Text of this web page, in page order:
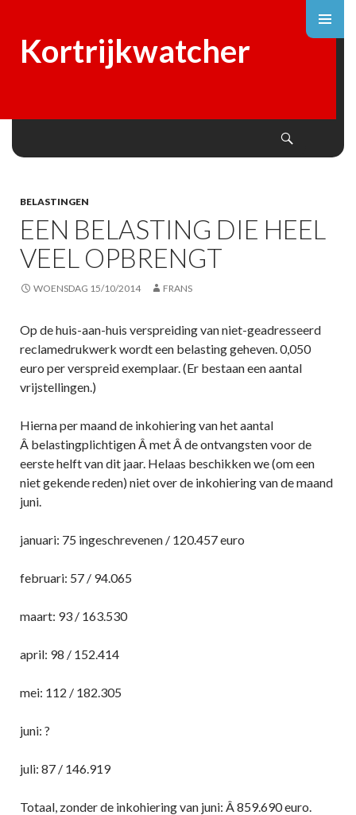
Kortrijkwatcher
BELASTINGEN
EEN BELASTING DIE HEEL
VEEL OPBRENGT
WOENSDAG 15/10/2014 FRANS
Op de huis-aan-huis verspreiding van niet-geadresseerd
reclamedrukwerk wordt een belasting geheven. 0,050
euro per verspreid exemplaar. (Er bestaan een aantal
vrijstellingen.)
Hierna per maand de inkohiering van het aantal
Â belastingplichtigen Â met Â de ontvangsten voor de
eerste helft van dit jaar. Helaas beschikken we (om een
niet gekende reden) niet over de inkohiering van de maand
juni.
januari: 75 ingeschrevenen / 120.457 euro
februari: 57 / 94.065
maart: 93 / 163.530
april: 98 / 152.414
mei: 112 / 182.305
juni: ?
juli: 87 / 146.919
Totaal, zonder de inkohiering van juni: Â 859.690 euro.